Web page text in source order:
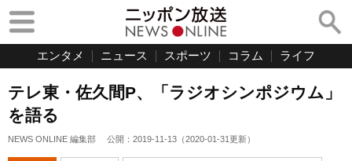
エンタメ ニュース スポーツ コラム ライフ
テレ東・佐久間P、「ラジオシンポジウム」
を語る
NEWS ONLINE 編集部 公開： 2019-11-13 （2020-01-31更新）